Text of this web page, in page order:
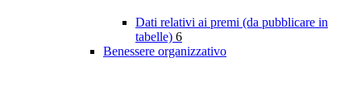
Dati relativi ai premi (da pubblicare in
tabelle) 6
Benessere organizzativo